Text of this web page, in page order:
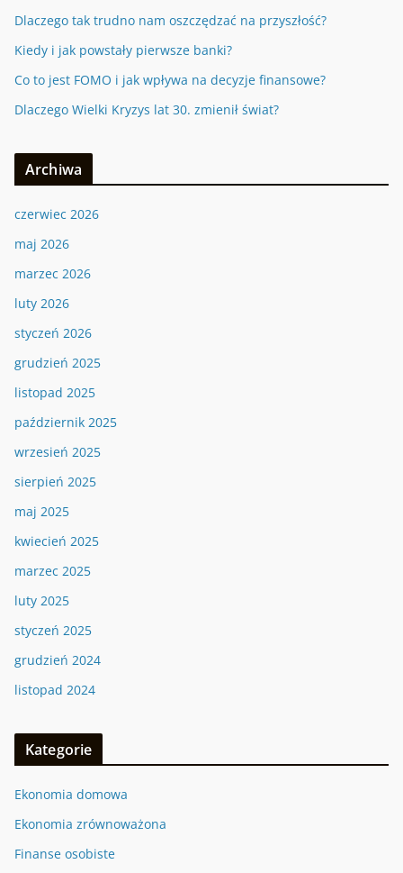
Dlaczego tak trudno nam oszczędzać na przyszłość?
Kiedy i jak powstały pierwsze banki?
Co to jest FOMO i jak wpływa na decyzje finansowe?
Dlaczego Wielki Kryzys lat 30. zmienił świat?
Archiwa
czerwiec 2026
maj 2026
marzec 2026
luty 2026
styczeń 2026
grudzień 2025
listopad 2025
październik 2025
wrzesień 2025
sierpień 2025
maj 2025
kwiecień 2025
marzec 2025
luty 2025
styczeń 2025
grudzień 2024
listopad 2024
Kategorie
Ekonomia domowa
Ekonomia zrównoważona
Finanse osobiste